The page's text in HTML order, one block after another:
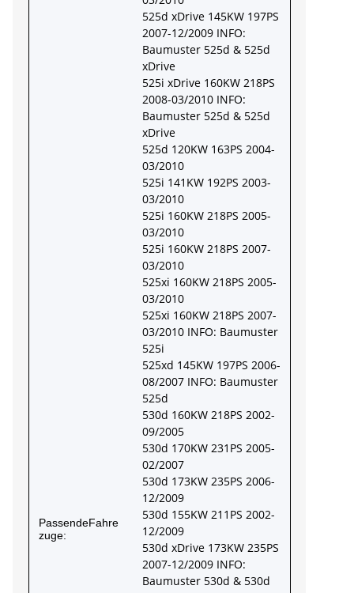
PassendeFahre
zuge:
525d xDrive 145KW 197PS
2007-12/2009 INFO:
Baumuster 525d & 525d
xDrive
525i xDrive 160KW 218PS
2008-03/2010 INFO:
Baumuster 525d & 525d
xDrive
525d 120KW 163PS 2004-
03/2010
525i 141KW 192PS 2003-
03/2010
525i 160KW 218PS 2005-
03/2010
525i 160KW 218PS 2007-
03/2010
525xi 160KW 218PS 2005-
03/2010
525xi 160KW 218PS 2007-
03/2010 INFO: Baumuster
525i
525xd 145KW 197PS 2006-
08/2007 INFO: Baumuster
525d
530d 160KW 218PS 2002-
09/2005
530d 170KW 231PS 2005-
02/2007
530d 173KW 235PS 2006-
12/2009
530d 155KW 211PS 2002-
12/2009
530d xDrive 173KW 235PS
2007-12/2009 INFO:
Baumuster 530d & 530d